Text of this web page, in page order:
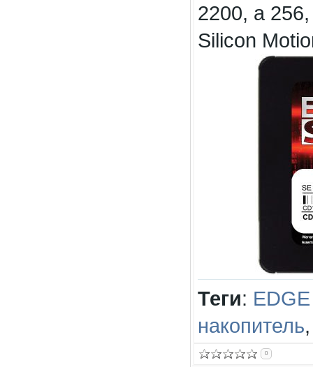
2200, а
Silicon
Теги:
накопитель
0